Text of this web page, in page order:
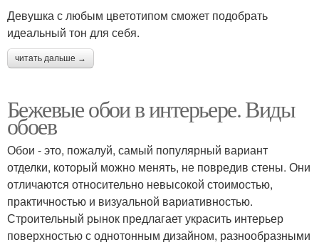
Девушка с любым цветотипом сможет подобрать
идеальный тон для себя.
читать дальше →
Бежевые обои в интерьере. Виды
обоев
Обои - это, пожалуй, самый популярный вариант
отделки, который можно менять, не повредив стены. Они
отличаются относительно невысокой стоимостью,
практичностью и визуальной вариативностью.
Строительный рынок предлагает украсить интерьер
поверхностью с однотонным дизайном, разнообразными